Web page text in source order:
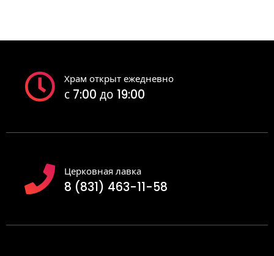
Храм открыт ежедневно
с 7:00 до 19:00
Церковная лавка
8 (831) 463-11-58